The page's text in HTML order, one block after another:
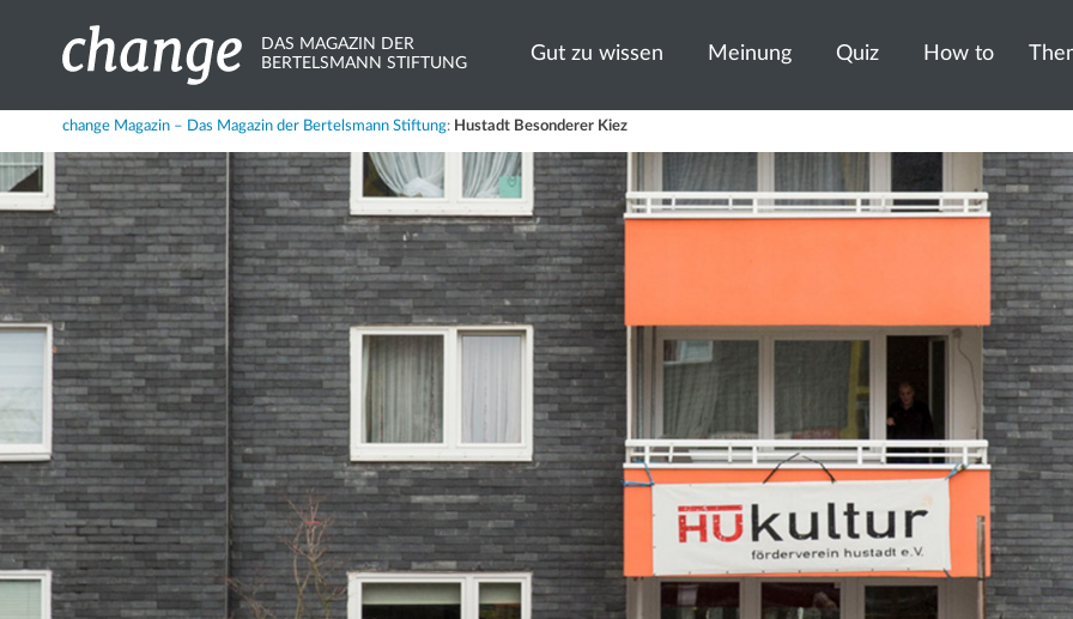
DAS MAGAZIN DER
BERTELSMANN STIFTUNG
Gut zu wissen Meinung Quiz How to
Share
X.com
Bluesky
Mastodon
LinkedIn
Xing
Message
change Magazin – Das Magazin der Bertelsmann Stiftung: Hustadt Besonderer Kiez